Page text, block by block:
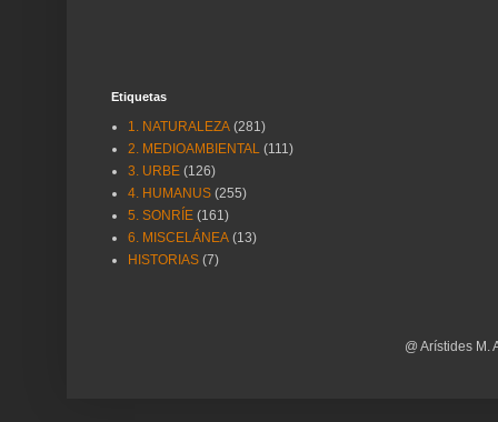
Etiquetas
1. NATURALEZA (281)
2. MEDIOAMBIENTAL (111)
3. URBE (126)
4. HUMANUS (255)
5. SONRÍE (161)
6. MISCELÁNEA (13)
HISTORIAS (7)
@ Arístides M.